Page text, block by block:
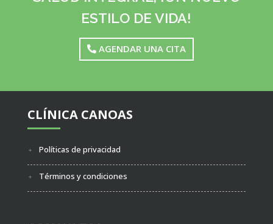
ESTILO DE VIDA!
AGENDAR UNA CITA
CLÍNICA CANOAS
Políticas de privacidad
Términos y condiciones